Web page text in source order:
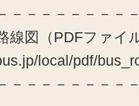
－－－－－－－－
線図（PDFファイ
local/pdf/
－－－－－－－－